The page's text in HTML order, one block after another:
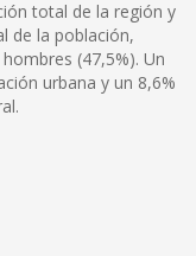
total de la región y
de la población,
(47,5%). Un
urbana y un 8,6%